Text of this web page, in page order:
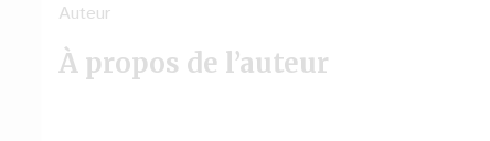
Auteur
À propos de l’auteur